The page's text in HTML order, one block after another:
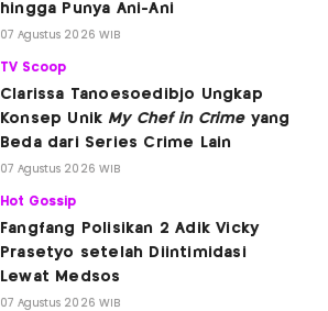
hingga Punya Ani-Ani
07 Agustus 2026 WIB
TV Scoop
Clarissa Tanoesoedibjo Ungkap
Konsep Unik My Chef in Crimeyang
Beda dari Series Crime Lain
07 Agustus 2026 WIB
Hot Gossip
Fangfang Polisikan 2 Adik Vicky
Prasetyo setelah Diintimidasi
Lewat Medsos
07 Agustus 2026 WIB